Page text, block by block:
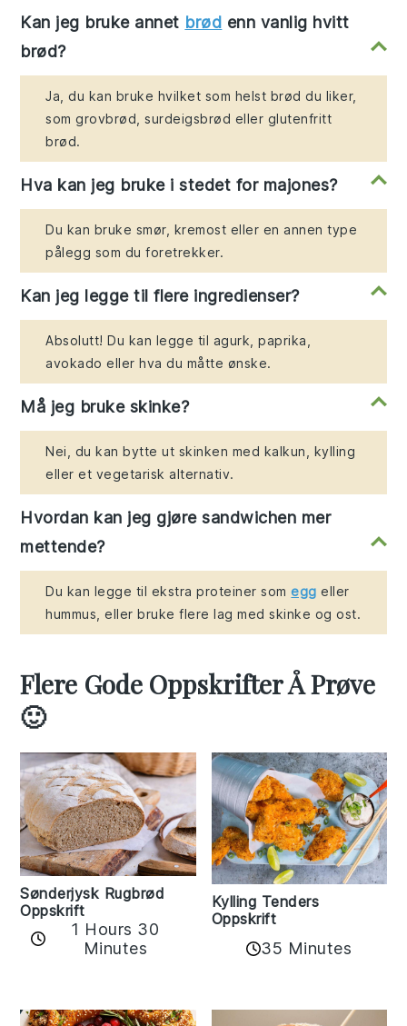
Kan jeg bruke annet brød enn vanlig hvitt
brød?
Ja, du kan bruke hvilket som helst brød du liker,
som grovbrød, surdeigsbrød eller glutenfritt
brød.
Hva kan jeg bruke i stedet for majones?
Du kan bruke smør, kremost eller en annen type
pålegg som du foretrekker.
Kan jeg legge til flere ingredienser?
Absolutt! Du kan legge til agurk, paprika,
avokado eller hva du måtte ønske.
Må jeg bruke skinke?
Nei, du kan bytte ut skinken med kalkun, kylling
eller et vegetarisk alternativ.
Hvordan kan jeg gjøre sandwichen mer
mettende?
Du kan legge til ekstra proteiner somegg eller
hummus, eller bruke flere lag med skinke og ost.
Flere Gode Oppskrifter Å Prøve
🙂
Sønderjysk Rugbrød
Oppskrift
1 Hours 30
Minutes
Kylling Tenders
Oppskrift
35 Minutes